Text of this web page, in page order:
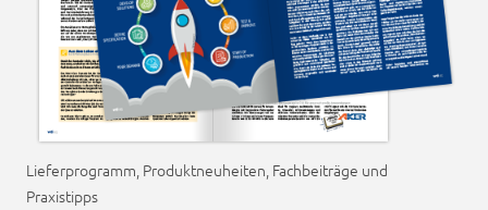
Lieferprogramm, Produktneuheiten, Fachbeiträge und
Praxistipps